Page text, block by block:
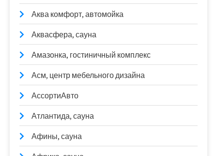
Аква комфорт, автомойка
Аквасфера, сауна
Амазонка, гостиничный комплекс
Асм, центр мебельного дизайна
АссортиАвто
Атлантида, сауна
Афины, сауна